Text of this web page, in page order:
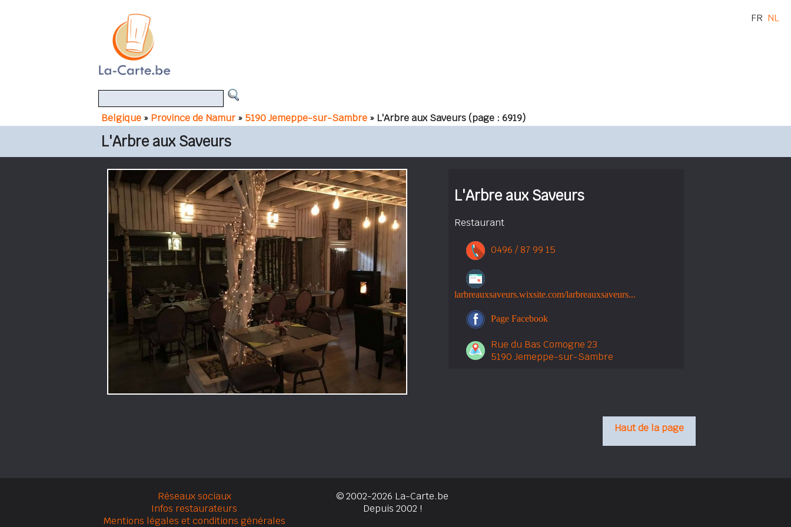
Belgique » Province de Namur» 5190 Jemeppe-sur-Sambre » L'Arbre aux Saveurs(page : 6919)
FR NL
L'Arbre aux Saveurs
L'Arbre aux Saveurs
Restaurant
0496 / 87 99 15
larbreauxsaveurs.wixsite.com/larbreauxsaveurs...
Page Facebook
Rue du Bas Comogne 23
5190 Jemeppe-sur-Sambre
Haut de la page
Réseaux sociaux
Infos restaurateurs
Mentions légales et conditions générales
© 2002-2026 La-Carte.be
Depuis 2002 !